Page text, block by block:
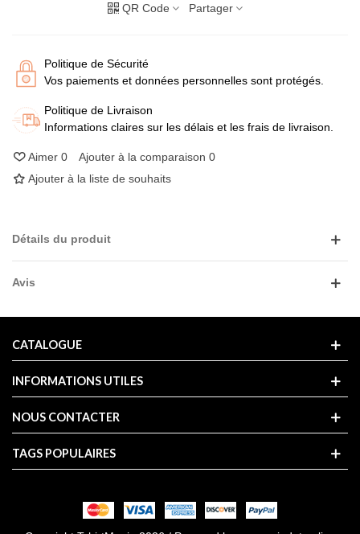
QR Code Partager
Politique de Sécurité
Vos paiements et données personnelles sont protégés.
Politique de Livraison
Informations claires sur les délais et les frais de livraison.
Aimer 0 Ajouter à la comparaison 0
Ajouter à la liste de souhaits
Détails du produit
Avis
CATALOGUE
INFORMATIONS UTILES
NOUS CONTACTER
TAGS POPULAIRES